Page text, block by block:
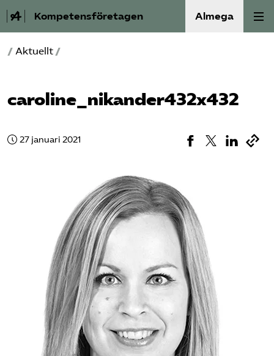
Kompetensföretagen Almega
Aktuellt
Kurser och aktiviteter
Om oss
Omsättningsstatistik
Webbutik
Mina sidor
/ Aktuellt /
caroline_nikander432x432
27 januari 2021